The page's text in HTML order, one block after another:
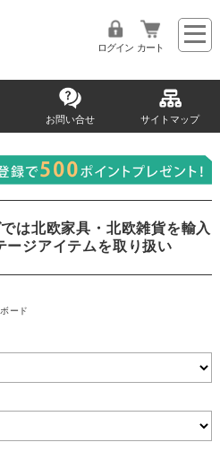
ログイン カート
お問い合せ サイトマップ
は北欧家具・北欧雑貨を輸入
ージアイテムを取り扱い
ード